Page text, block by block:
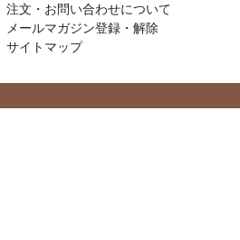
注文・お問い合わせについて
メールマガジン登録・解除
サイトマップ